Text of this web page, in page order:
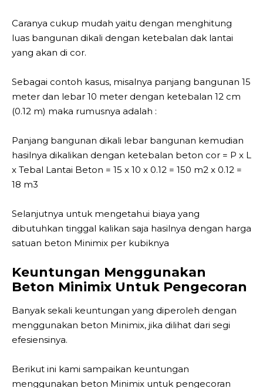
Caranya cukup mudah yaitu dengan menghitung
luas bangunan dikali dengan ketebalan dak lantai
yang akan di cor.
Sebagai contoh kasus, misalnya panjang bangunan 15
meter dan lebar 10 meter dengan ketebalan 12 cm
(0.12 m) maka rumusnya adalah :
Panjang bangunan dikali lebar bangunan kemudian
hasilnya dikalikan dengan ketebalan beton cor = P x L
x Tebal Lantai Beton = 15 x 10 x 0.12 = 150 m2 x 0.12 =
18 m3
Selanjutnya untuk mengetahui biaya yang
dibutuhkan tinggal kalikan saja hasilnya dengan harga
satuan beton Minimix per kubiknya
Keuntungan Menggunakan
Beton Minimix Untuk Pengecoran
Banyak sekali keuntungan yang diperoleh dengan
menggunakan beton Minimix, jika dilihat dari segi
efesiensinya.
Berikut ini kami sampaikan keuntungan
menggunakan beton Minimix untuk pengecoran